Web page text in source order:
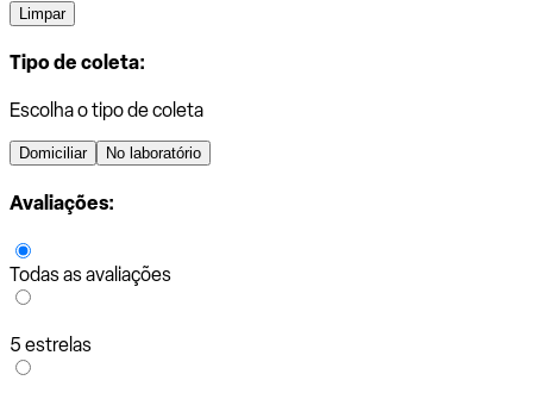
Limpar
Tipo de coleta:
Escolha o tipo de coleta
Domiciliar No laboratório
Avaliações:
Todas as avaliações
5 estrelas